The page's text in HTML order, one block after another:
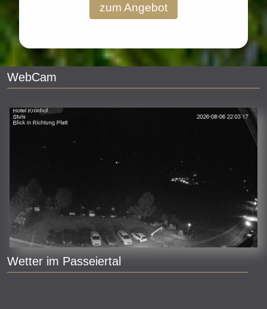
zum Angebot
WebCam
Wetter im Passeiertal